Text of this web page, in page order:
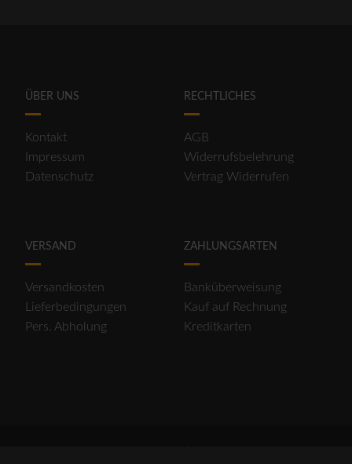
ÜBER UNS
Kontakt
Impressum
Datenschutz
RECHTLICHES
AGB
Widerrufsbelehrung
Vertrag Widerrufen
VERSAND
Versandkosten
Lieferbedingungen
Pers. Abholung
ZAHLUNGSARTEN
Banküberweisung
Kauf auf Rechnung
Kreditkarten